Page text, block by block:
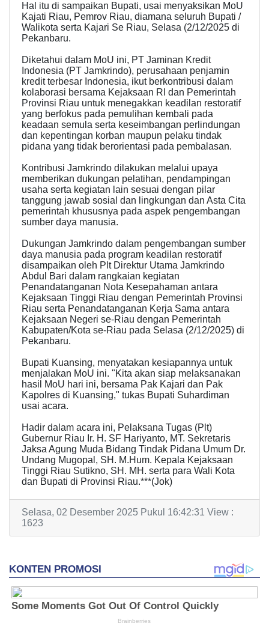
Hal itu di sampaikan Bupati, usai menyaksikan MoU
Kajati Riau, Pemrov Riau, diamana seluruh Bupati /
Walikota serta Kajari Se Riau, Selasa (2/12/2025 di
Pekanbaru.
Diketahui dalam MoU ini, PT Jaminan Kredit
Indonesia (PT Jamkrindo), perusahaan penjamin
kredit terbesar Indonesia, ikut berkontribusi dalam
kolaborasi bersama Kejaksaan RI dan Pemerintah
Provinsi Riau untuk menegakkan keadilan restoratif
yang berfokus pada pemulihan kembali pada
keadaan semula serta keseimbangan perlindungan
dan kepentingan korban maupun pelaku tindak
pidana yang tidak berorientasi pada pembalasan.
Kontribusi Jamkrindo dilakukan melalui upaya
memberikan dukungan pelatihan, pendampingan
usaha serta kegiatan lain sesuai dengan pilar
tanggung jawab sosial dan lingkungan dan Asta Cita
pemerintah khususnya pada aspek pengembangan
sumber daya manusia.
Dukungan Jamkrindo dalam pengembangan sumber
daya manusia pada program keadilan restoratif
disampaikan oleh Plt Direktur Utama Jamkrindo
Abdul Bari dalam rangkaian kegiatan
Penandatanganan Nota Kesepahaman antara
Kejaksaan Tinggi Riau dengan Pemerintah Provinsi
Riau serta Penandatanganan Kerja Sama antara
Kejaksaan Negeri se-Riau dengan Pemerintah
Kabupaten/Kota se-Riau pada Selasa (2/12/2025) di
Pekanbaru.
Bupati Kuansing, menyatakan kesiapannya untuk
menjalakan MoU ini. "Kita akan siap melaksanakan
hasil MoU hari ini, bersama Pak Kajari dan Pak
Kapolres di Kuansing," tukas Bupati Suhardiman
usai acara.
Hadir dalam acara ini, Pelaksana Tugas (Plt)
Gubernur Riau Ir. H. SF Hariyanto, MT. Sekretaris
Jaksa Agung Muda Bidang Tindak Pidana Umum Dr.
Undang Mugopal, SH. M.Hum. Kepala Kejaksaan
Tinggi Riau Sutikno, SH. MH. serta para Wali Kota
dan Bupati di Provinsi Riau.***(Jok)
Selasa, 02 Desember 2025 Pukul 16:42:31 View :
1623